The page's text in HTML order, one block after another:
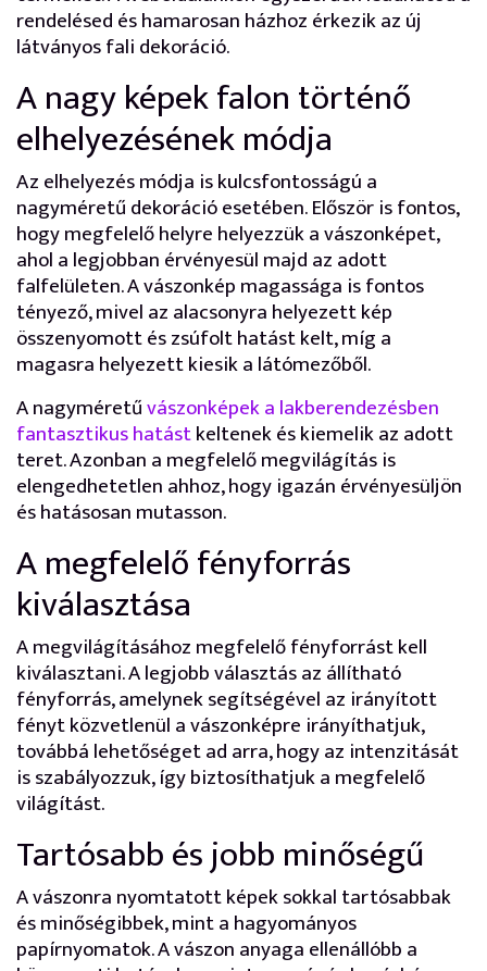
rendelésed és hamarosan házhoz érkezik az új
látványos fali dekoráció.
A nagy képek falon történő
elhelyezésének módja
Az elhelyezés módja is kulcsfontosságú a
nagyméretű dekoráció esetében. Először is fontos,
hogy megfelelő helyre helyezzük a vászonképet,
ahol a legjobban érvényesül majd az adott
falfelületen. A vászonkép magassága is fontos
tényező, mivel az alacsonyra helyezett kép
összenyomott és zsúfolt hatást kelt, míg a
magasra helyezett kiesik a látómezőből.
A nagyméretűvászonképek a lakberendezésben
fantasztikus hatástkeltenek és kiemelik az adott
teret. Azonban a megfelelő megvilágítás is
elengedhetetlen ahhoz, hogy igazán érvényesüljön
és hatásosan mutasson.
A megfelelő fényforrás
kiválasztása
A megvilágításához megfelelő fényforrást kell
kiválasztani. A legjobb választás az állítható
fényforrás, amelynek segítségével az irányított
fényt közvetlenül a vászonképre irányíthatjuk,
továbbá lehetőséget ad arra, hogy az intenzitását
is szabályozzuk, így biztosíthatjuk a megfelelő
világítást.
Tartósabb és jobb minőségű
A vászonra nyomtatott képek sokkal tartósabbak
és minőségibbek, mint a hagyományos
papírnyomatok. A vászon anyaga ellenállóbb a